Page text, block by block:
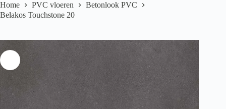
Home PVC vloeren
Betonlook PVC
Belakos Touchstone 20